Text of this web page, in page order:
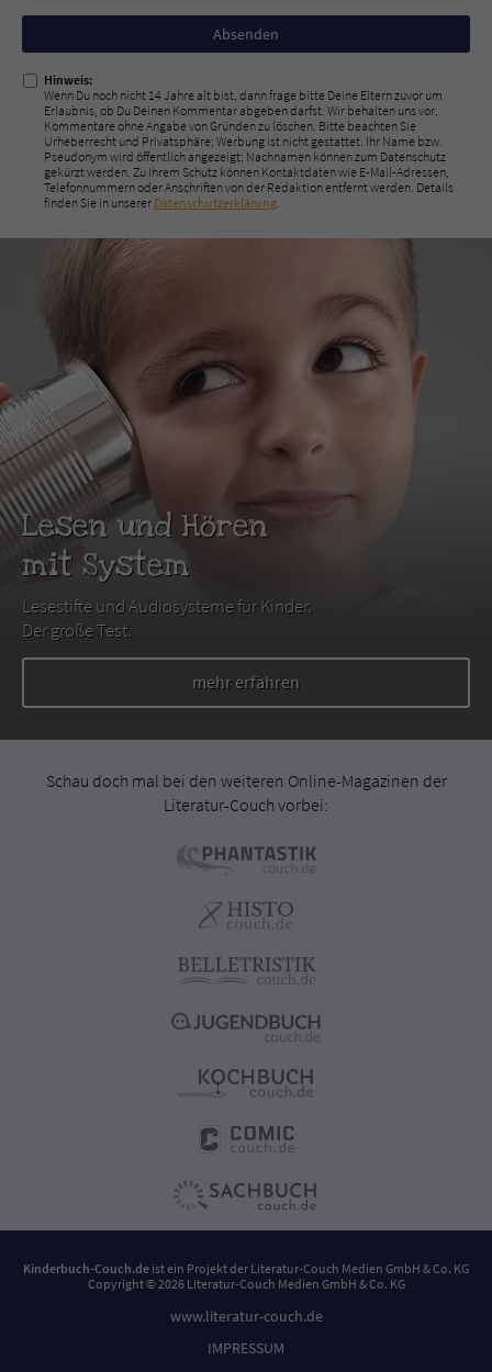
Nicht
ausfüllen!
Hinweis:
Wenn Du noch nicht 14 Jahre alt bist, dann frage bitte Deine Eltern zuvor um
Erlaubnis, ob Du Deinen Kommentar abgeben darfst. Wir behalten uns vor,
Kommentare ohne Angabe von Gründen zu löschen. Bitte beachten Sie
Urheberrecht und Privatsphäre; Werbung ist nicht gestattet. Ihr Name bzw.
Pseudonym wird öffentlich angezeigt; Nachnamen können zum Datenschutz
gekürzt werden. Zu Ihrem Schutz können Kontaktdaten wie E-Mail-Adressen,
Telefonnummern oder Anschriften von der Redaktion entfernt werden. Details
finden Sie in unserer Datenschutzerklärung
Lesen und Hören
mit System
Lesestifte und Audiosysteme für Kinder.
Der große Test.
mehr erfahren
Schau doch mal bei den weiteren Online-Magazinen der
Literatur-Couch vorbei:
Kinderbuch-Couch.de ist ein Projekt der Literatur-Couch Medien GmbH & Co. KG
Copyright © 2026 Literatur-Couch Medien GmbH & Co. KG
www.literatur-couch.de
IMPRESSUM